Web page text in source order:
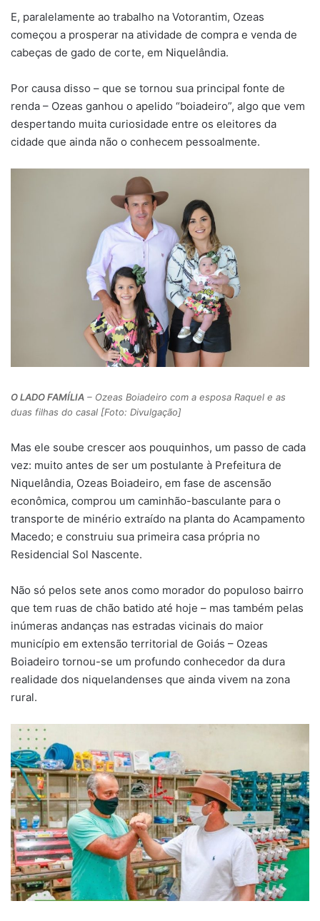
E, paralelamente ao trabalho na Votorantim, Ozeas
começou a prosperar na atividade de compra e venda de
cabeças de gado de corte, em Niquelândia.
Por causa disso – que se tornou sua principal fonte de
renda – Ozeas ganhou o apelido “boiadeiro”, algo que vem
despertando muita curiosidade entre os eleitores da
cidade que ainda não o conhecem pessoalmente.
O LADO FAMÍLIA – Ozeas Boiadeiro com a esposa Raquel e as
duas filhas do casal [Foto: Divulgação]
Mas ele soube crescer aos pouquinhos, um passo de cada
vez: muito antes de ser um postulante à Prefeitura de
Niquelândia, Ozeas Boiadeiro, em fase de ascensão
econômica, comprou um caminhão-basculante para o
transporte de minério extraído na planta do Acampamento
Macedo; e construiu sua primeira casa própria no
Residencial Sol Nascente.
Não só pelos sete anos como morador do populoso bairro
que tem ruas de chão batido até hoje – mas também pelas
inúmeras andanças nas estradas vicinais do maior
município em extensão territorial de Goiás – Ozeas
Boiadeiro tornou-se um profundo conhecedor da dura
realidade dos niquelandenses que ainda vivem na zona
rural.